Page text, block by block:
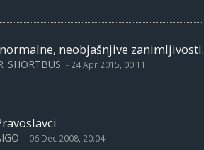
neobjašnjive zanimljivosti.
- 24 Apr 2015, 00:11
- 06 Dec 2008, 20:04